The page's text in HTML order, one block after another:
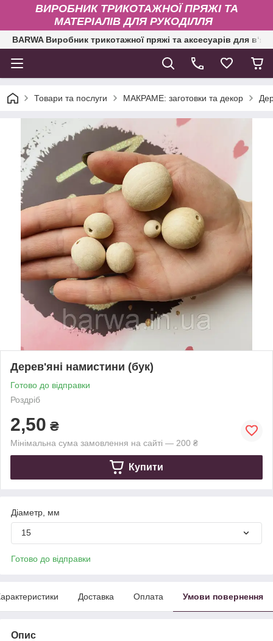
ВИРОБНИК ТРИКОТАЖНОЇ ПРЯЖІ ТА
МАТЕРІАЛІВ ДЛЯ РУКОДІЛЛЯ
BARWA Виробник трикотажної пряжі та аксесуарів для
Товари та послуги МАКРАМЕ: заготовки та декор
Дерев'яні намистини (бук)
Готово до відправки
Роздріб
2,50 ₴
Мінімальна сума замовлення на сайті — 200 ₴
Купити
Діаметр, мм
15
Готово до відправки
Доставка Оплата Умови повернення
Опис